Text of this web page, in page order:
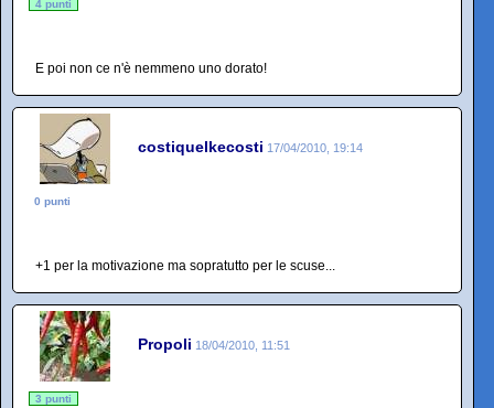
4 punti
E poi non ce n'è nemmeno uno dorato!
costiquelkecosti 17/04/2010, 19:14
0 punti
+1 per la motivazione ma sopratutto per le scuse...
Propoli 18/04/2010, 11:51
3 punti